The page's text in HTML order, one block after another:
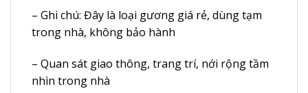
– Ghi chú: Đây là loại gương giá rẻ, dùng tạm
trong nhà, không bảo hành
– Quan sát giao thông, trang trí, nới rộng tầm
nhìn trong nhà